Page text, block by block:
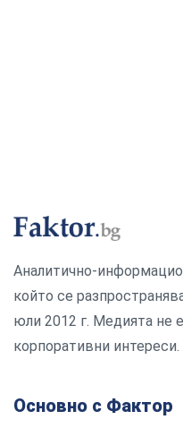
Аналитично-
който се
юли 2012 г. Медията не
корпоративни интереси.
Основно с Фактор